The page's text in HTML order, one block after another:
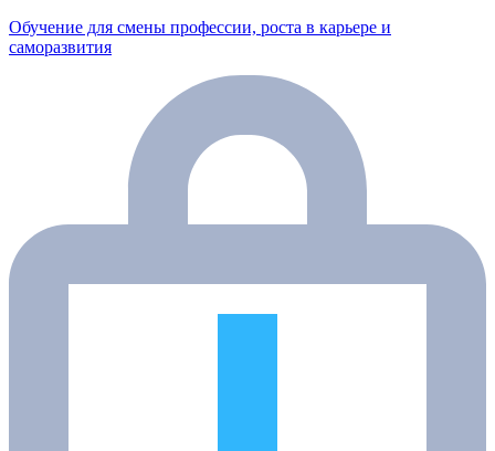
Обучение для смены профессии, роста в карьере и
саморазвития